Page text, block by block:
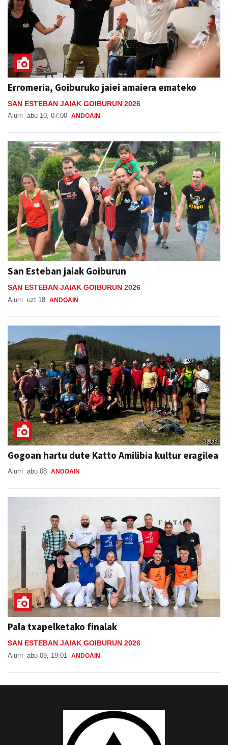
Erromeria, Goiburuko jaiei amaiera emateko
SAN ESTEBAN JAIAK GOIBURUN 2026
Aiurri abu 10, 07:00 ANDOAIN
San Esteban jaiak Goiburun
SAN ESTEBAN JAIAK GOIBURUN 2026
Aiurri uzt 18 ANDOAIN
Gogoan hartu dute Katto Amilibia kultur eragilea
Aiurri abu 08 ANDOAIN
Pala txapelketako finalak
SAN ESTEBAN JAIAK GOIBURUN 2026
Aiurri abu 09, 19:01 ANDOAIN